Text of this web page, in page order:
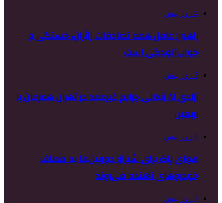
4 روز پیش
راهور: عامل همه تصادفات زائران، خستگی و
خواب‌آلودگی است
5 روز پیش
آزادی ۸۱ زندانی جرایم غیرعمد در تهران همزمان با
اربعین
6 روز پیش
هوای پاک برای شیراز؛ دوربین‌ها به مصاف
خودروهای آلاینده می‌روند
7 روز پیش